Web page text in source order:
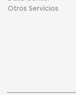
Otros Servicios